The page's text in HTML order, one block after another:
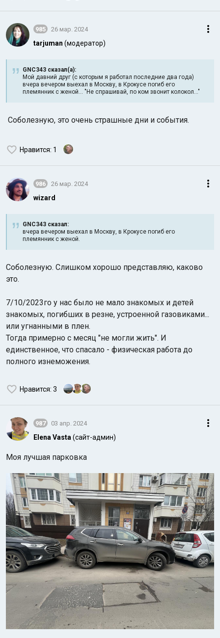
985 26 мар. 2024
tarjuman (модератор)
GNC343 сказал(а):
Мой давний друг (с которым я работал последние два года)
вчера вечером выехал в Москву, в Крокусе погиб его
племянник с женой... "Не спрашивай, по ком звонит колокол..."
Соболезную, это очень страшные дни и события.
Нравится: 1
986 26 мар. 2024
wizard
GNC343 сказал:
вчера вечером выехал в Москву, в Крокусе погиб его
племянник с женой.
Соболезную. Слишком хорошо представляю, каково
это.
7/10/2023го у нас было не мало знакомых и детей
знакомых, погибших в резне, устроенной газовиками...
или угнанными в плен.
Тогда примерно с месяц "не могли жить". И
единственное, что спасало - физическая работа до
полного изнеможения.
Нравится: 3
987 03 апр. 2024
Elena Vasta (сайт-админ)
Моя лучшая парковка